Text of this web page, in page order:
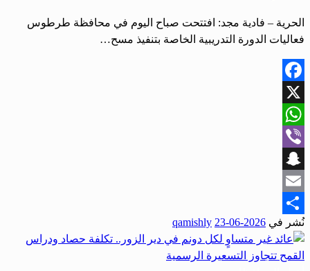
الحرية – فادية مجد: افتتحت صباح اليوم في محافظة طرطوس
فعاليات الدورة التدريبية الخاصة بتنفيذ مسح…
Facebook
X
WhatsApp
Viber
Snapchat
Email
Share
نُشر في 2026-06-23
qamishly